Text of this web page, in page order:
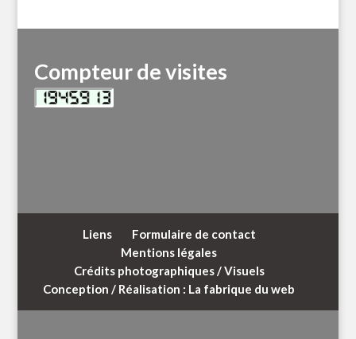
Compteur de visites
Liens
Formulaire de contact
Mentions légales
Crédits photographiques / Visuels
Conception / Réalisation : La fabrique du web